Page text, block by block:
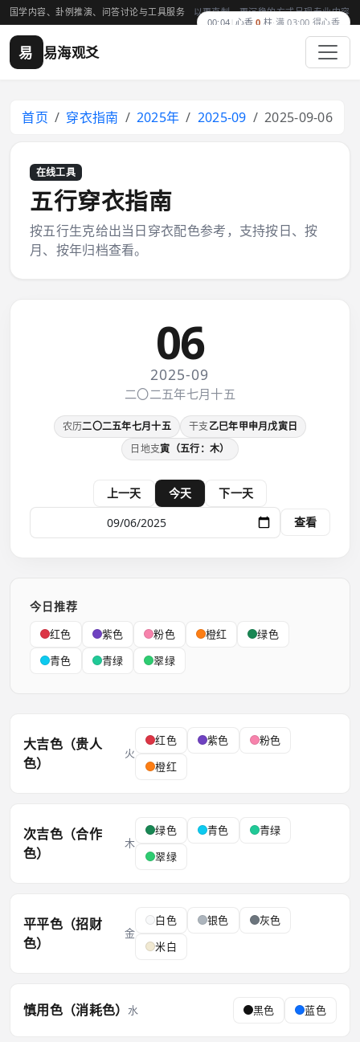
国学内容、卦例推演、问答讨论与工具服务 以更克制、更沉稳的方式呈现专业内容
易 易海观爻
首页 穿衣指南 2025年 2025-09 2025-09-06
在线工具
五行穿衣指南
按五行生克给出当日穿衣配色参考，支持按日、按
月、按年归档查看。
06
2025-09
二〇二五年七月十五
农历二〇二五年七月十五 干支乙巳年甲申月戊寅日
日地支寅（五行：木）
上一天 今天
下一天
查看
今日推荐
红色 紫色 粉色 橙红
绿色
青色
青绿 翠绿
大吉色（贵人
色）
火
红色 紫色
粉色
橙红
次吉色（合作
色）
木
绿色 青色
青绿
翠绿
平平色（招财
色）
金
白色 银色
灰色
米白
慎用色（消耗色） 水 黑色 蓝色
00:04 心香0 柱· 满 03:00 得心香